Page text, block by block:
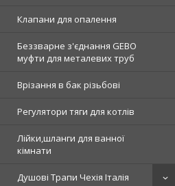
Клапани для опалення
Беззварне з'єднання GEBO
муфти для металевих труб
Врізання в бак різьбові
Регулятори тяги для котлів
Лійки,шланги для ванної
кімнати
Душові Трапи Чехія Італія